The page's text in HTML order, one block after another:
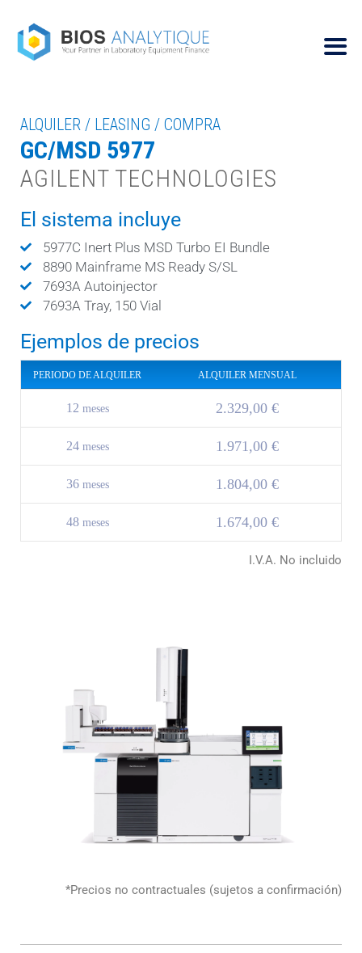
ALQUILER / LEASING / COMPRA
GC/MSD 5977
AGILENT TECHNOLOGIES
El sistema incluye
5977C Inert Plus MSD Turbo EI Bundle
8890 Mainframe MS Ready S/SL
7693A Autoinjector
7693A Tray, 150 Vial
Ejemplos de precios
PERIODO DE ALQUILER ALQUILER MENSUAL
12 meses 2.329,00 €
24 meses 1.971,00 €
36 meses 1.804,00 €
48 meses 1.674,00 €
I.V.A. No incluido
*Precios no contractuales (sujetos a confirmación)